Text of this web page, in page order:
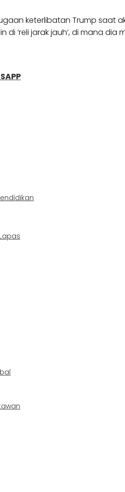
keterlibatan Trump saat
‘reli jarak jauh’, di mana